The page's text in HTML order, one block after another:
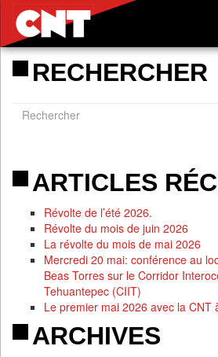
RECHERCHER
ARTICLES
Révolte de l’été 2026.
Révolte du mois de juin 2026
La révolte du mois de mai 2026
Mercredi 20 mai: conférence au
Beas Torres sur le Corridor
Tehuantepec (CIIT)
Le premier mai 2026 avec la CNT
ARCHIVES